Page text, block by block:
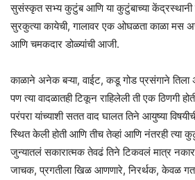
सुसंस्कृत सभ्य कुटुंब आणि या कुटुंबाच्या केंद्रस्थानी
सुरकुत्या कायेची, गालावर एक ओघळता काळा मस
आणि चमकदार डोळ्यांची आजी.
काळाने अनेक बऱ्या, वाईट, कडू गोड प्रसंगाने
पण त्या वादळातही टिकून राहिलेली ती एक ठिणगी
परंपरा यांच्याशी सतत वाद घालत तिने आयुष्या
स्थित केली होती आणि तीच तेव्हां आणि नंतरही त्या
जुन्यातलं सकारात्मक तेवढं तिने टिकवलं मात्र
जाचक, प्रगतीला खिळ आणणारे, निरर्थक, केवळ